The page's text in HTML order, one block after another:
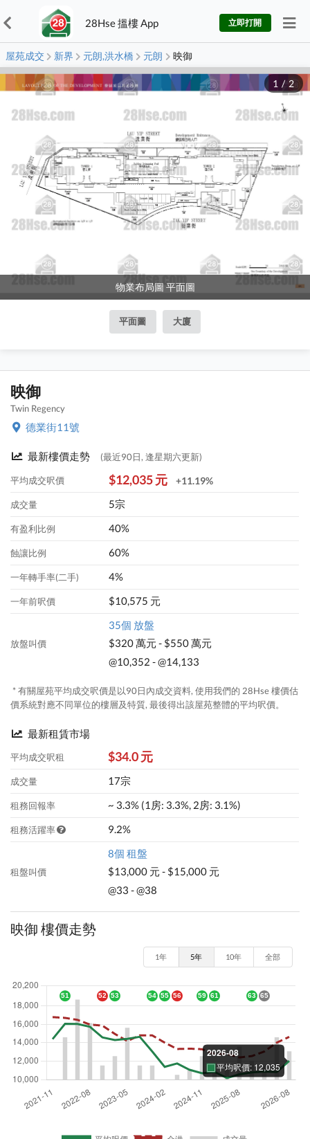
28Hse 搵樓 App 立即打開
屋苑成交 新界 元朗,洪水橋 元朗 映御
物業布局圖 平面圖
1 / 2
平面圖 大廈
映御
Twin Regency
德業街11號
最新樓價走勢 (最近90日, 逢星期六更新)
平均成交呎價 $12,035 元 +11.19%
成交量 5宗
有盈利比例 40%
蝕讓比例 60%
一年轉手率(二手) 4%
一年前呎價 $10,575 元
放盤叫價
35個 放盤
$320 萬元 - $550 萬元
@10,352 - @14,133
* 有關屋苑平均成交呎價是以90日內成交資料, 使用我們的 28Hse 樓價估
價系統對應不同單位的樓層及特質, 最後得出該屋苑整體的平均呎價。
最新租賃市場
平均成交呎租 $34.0 元
成交量 17宗
租務回報率 ~ 3.3% (1房: 3.3%, 2房: 3.1%)
租務活躍率 9.2%
租盤叫價
8個 租盤
$13,000 元 - $15,000 元
@33 - @38
映御 樓價走勢
1年 5年 10年 全部